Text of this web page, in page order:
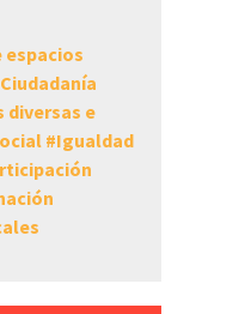
espacios
Ciudadanía
diversas e
#Igualdad